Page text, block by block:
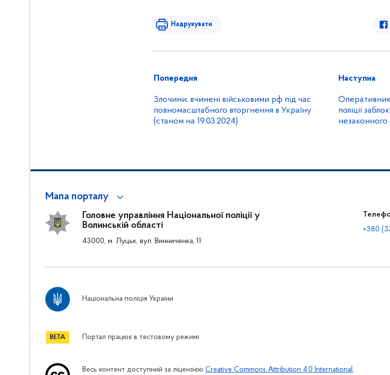
Надрукувати
Попередня
Злочини, вчинені військовими рф під час
повномасштабного вторгнення в Україну
(станом на 19.03.2024)
Наступна
поліції
Мапа порталу
Головне управління Національної поліції у
Волинській області
43000, м. Луцьк, вул. Винниченка, 11
+380
Національна поліція України
Портал працює в тестовому режимі
Весь контент доступний за ліцензією Creative Commons Attribution 4.0 International